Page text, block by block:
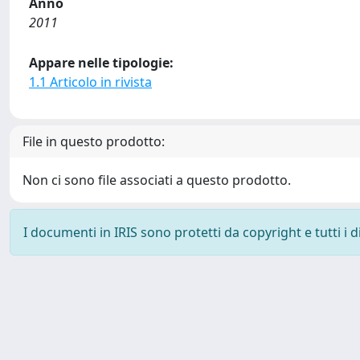
2011
Appare nelle tipologie:
1.1 Articolo in rivista
File in questo prodotto:
Non ci sono file associati a questo prodotto.
I documenti in IRIS sono protetti da copyright e tutti i